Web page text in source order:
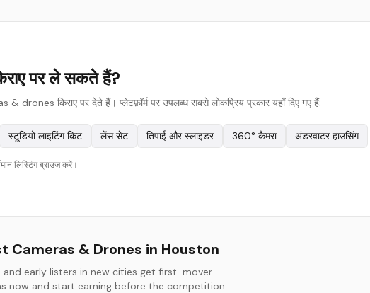
पर ले सकते हैं?
drones किराए पर देते हैं। प्लेटफ़ॉर्म पर उपलब्ध सबसे लोकप्रिय प्रकार यहाँ दिए गए हैं:
स्टूडियो लाइटिंग किट लेंस सेट तिपाई और स्लाइडर 360° कैमरा अंडरवाटर हाउसिंग
लिस्टिंग ब्राउज़ करें।
Cameras & Drones in Houston
early listers in new cities get first-mover
now and start earning before the competition